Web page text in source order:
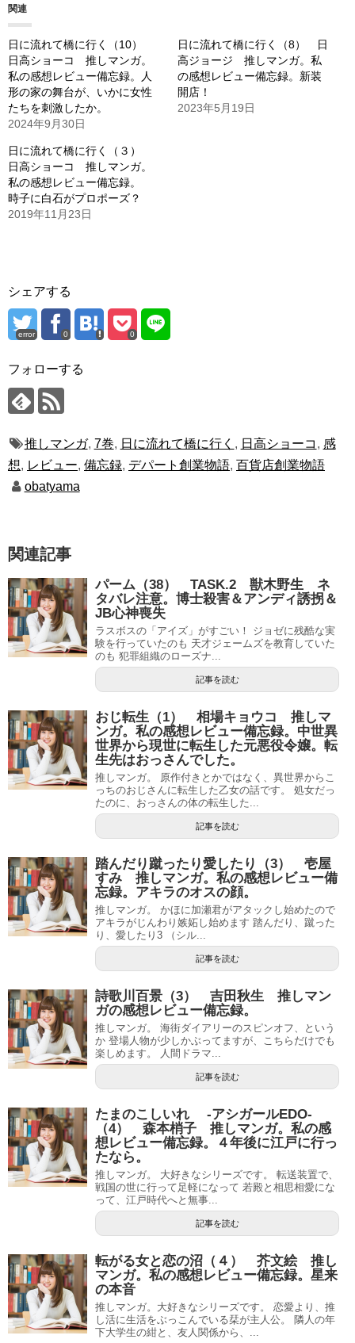
中…
関連
日に流れて橋に行く（10）
日高ショーコ 推しマンガ。
私の感想レビュー備忘録。人
形の家の舞台が、いかに女性
たちを刺激したか。
2024年9月30日
日に流れて橋に行く（8） 日
高ジョージ 推しマンガ。私
の感想レビュー備忘録。新装
開店！
2023年5月19日
日に流れて橋に行く（３）
日高ショーコ 推しマンガ。
私の感想レビュー備忘録。
時子に白石がプロポーズ？
2019年11月23日
シェアする
error 0 0
フォローする
推しマンガ, 7巻, 日に流れて橋に行く , 日高ショーコ , 感
想, レビュー, 備忘録, デパート創業物語, 百貨店創業物語
obatyama
関連記事
パーム（38） TASK.2 獣木野生 ネ
タバレ注意。博士殺害＆アンディ誘拐＆
JB心神喪失
ラスボスの「アイズ」がすごい！ ジョゼに残酷な実
験を行っていたのも 天才ジェームズを教育していた
のも 犯罪組織のローズナ...
記事を読む
おじ転生（1） 相場キョウコ 推しマ
ンガ。私の感想レビュー備忘録。中世異
世界から現世に転生した元悪役令嬢。転
生先はおっさんでした。
推しマンガ。 原作付きとかではなく、異世界からこ
っちのおじさんに転生した乙女の話です。 処女だっ
たのに、おっさんの体の転生した...
記事を読む
踏んだり蹴ったり愛したり（3） 壱屋
すみ 推しマンガ。私の感想レビュー備
忘録。アキラのオスの顔。
推しマンガ。 かほに加瀬君がアタックし始めたので
アキラがじんわり嫉妬し始めます 踏んだり、蹴った
り、愛したり3 （シル...
記事を読む
詩歌川百景（3） 吉田秋生 推しマン
ガの感想レビュー備忘録。
推しマンガ。 海街ダイアリーのスピンオフ、という
か 登場人物が少しかぶってますが、こちらだけでも
楽しめます。 人間ドラマ...
記事を読む
たまのこしいれ -アシガールEDO-
（4） 森本梢子 推しマンガ。私の感
想レビュー備忘録。４年後に江戸に行っ
たなら。
推しマンガ。 大好きなシリーズです。 転送装置で、
戦国の世に行って足軽になって 若殿と相思相愛にな
って、江戸時代へと無事...
記事を読む
転がる女と恋の沼（４） 芥文絵 推し
マンガ。私の感想レビュー備忘録。星来
の本音
推しマンガ。大好きなシリーズです。 恋愛より、推
し活に生活をぶっこんでいる栞が主人公。 隣人の年
下大学生の紺と、友人関係から、...